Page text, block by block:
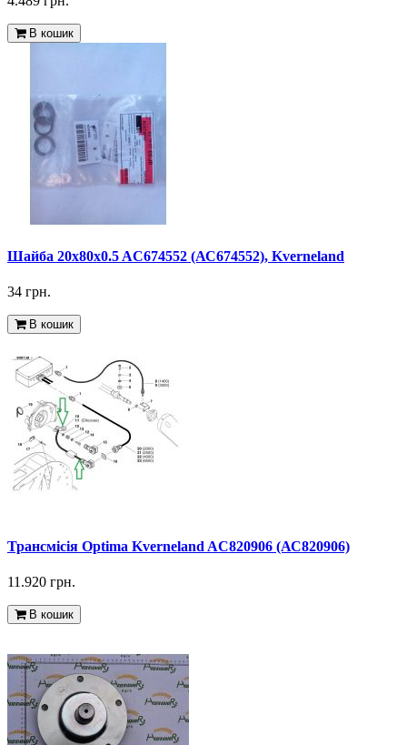
В кошик
Шайба 20x80x0.5 AC674552 (АС674552), Kverneland
34 грн.
В кошик
Трансмісія Optima Kverneland AC820906 (АС820906)
11.920 грн.
В кошик